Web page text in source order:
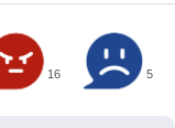
16 5